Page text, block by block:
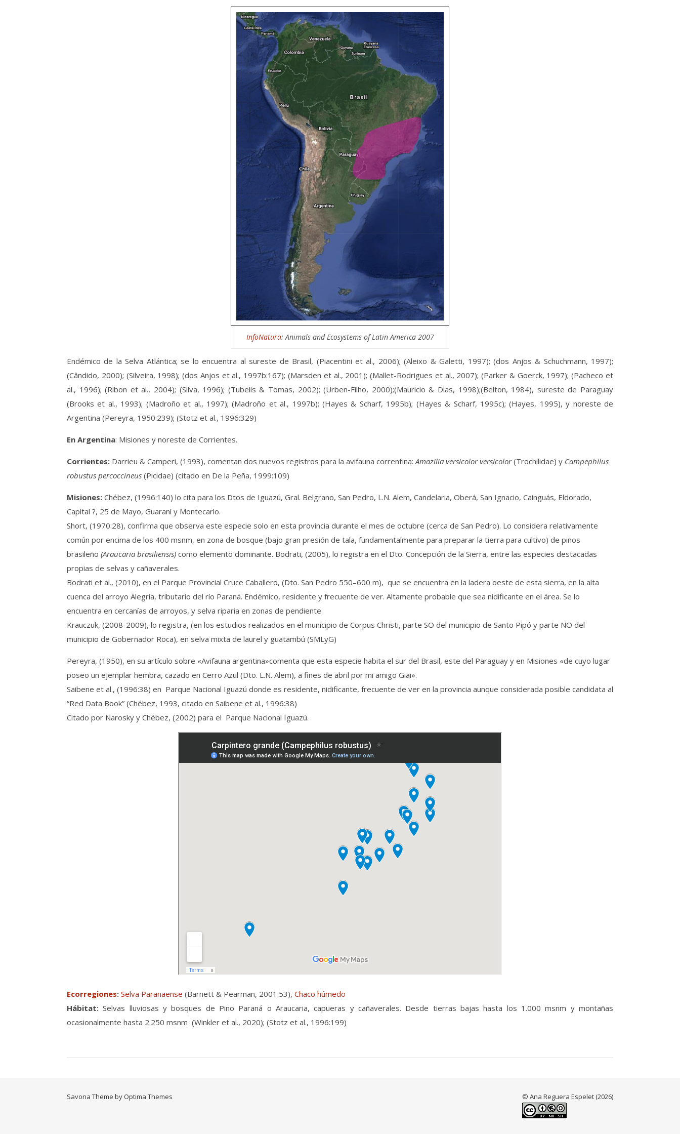
InfoNatura: Animals and Ecosystems of Latin America 2007
Endémico de la Selva Atlántica; se lo encuentra al sureste de Brasil, (Piacentini et al., 2006); (Aleixo & Galetti, 1997); (dos Anjos & Schuchmann, 1997);
(Cândido, 2000); (Silveira, 1998); (dos Anjos et al., 1997b:167); (Marsden et al., 2001); (Mallet-Rodrigues et al., 2007); (Parker & Goerck, 1997); (Pacheco et
al., 1996); (Ribon et al., 2004); (Silva, 1996); (Tubelis & Tomas, 2002); (Urben-Filho, 2000);(Mauricio & Dias, 1998);(Belton, 1984), sureste de Paraguay
(Brooks et al., 1993); (Madroño et al., 1997); (Madroño et al., 1997b); (Hayes & Scharf, 1995b); (Hayes & Scharf, 1995c); (Hayes, 1995), y noreste de
Argentina (Pereyra, 1950:239); (Stotz et al., 1996:329)
En Argentina: Misiones y noreste de Corrientes.
Corrientes: Darrieu & Camperi, (1993), comentan dos nuevos registros para la avifauna correntina: Amazilia versicolor versicolor(Trochilidae) y Campephilus
robustus percoccineus (Picidae) (citado en De la Peña, 1999:109)
Misiones: Chébez, (1996:140) lo cita para los Dtos de Iguazú, Gral. Belgrano, San Pedro, L.N. Alem, Candelaria, Oberá, San Ignacio, Cainguás, Eldorado,
Capital ?, 25 de Mayo, Guaraní y Montecarlo.
Short, (1970:28), confirma que observa este especie solo en esta provincia durante el mes de octubre (cerca de San Pedro). Lo considera relativamente
común por encima de los 400 msnm, en zona de bosque (bajo gran presión de tala, fundamentalmente para preparar la tierra para cultivo) de pinos
brasileño (Araucaria brasiliensis) como elemento dominante. Bodrati, (2005), lo registra en el Dto. Concepción de la Sierra, entre las especies destacadas
propias de selvas y cañaverales.
Bodrati et al., (2010), en el Parque Provincial Cruce Caballero, (Dto. San Pedro 550–600 m), que se encuentra en la ladera oeste de esta sierra, en la alta
cuenca del arroyo Alegría, tributario del río Paraná. Endémico, residente y frecuente de ver. Altamente probable que sea nidificante en el área. Se lo
encuentra en cercanías de arroyos, y selva riparia en zonas de pendiente.
Krauczuk, (2008-2009), lo registra, (en los estudios realizados en el municipio de Corpus Christi, parte SO del municipio de Santo Pipó y parte NO del
municipio de Gobernador Roca), en selva mixta de laurel y guatambú (SMLyG)
Pereyra, (1950), en su artículo sobre «Avifauna argentina»comenta que esta especie habita el sur del Brasil, este del Paraguay y en Misiones «de cuyo lugar
poseo un ejemplar hembra, cazado en Cerro Azul (Dto. L.N. Alem), a fines de abril por mi amigo Giai».
Saibene et al., (1996:38) en Parque Nacional Iguazú donde es residente, nidificante, frecuente de ver en la provincia aunque considerada posible candidata al
“Red Data Book” (Chébez, 1993, citado en Saibene et al., 1996:38)
Citado por Narosky y Chébez, (2002) para el Parque Nacional Iguazú.
Ecorregiones: Selva Paranaense (Barnett & Pearman, 2001:53), Chaco húmedo
Hábitat: Selvas lluviosas y bosques de Pino Paraná o Araucaria, capueras y cañaverales. Desde tierras bajas hasta los 1.000 msnm y montañas
ocasionalmente hasta 2.250 msnm (Winkler et al., 2020); (Stotz et al., 1996:199)
© Ana Reguera Espelet (2026)
Savona Theme by Optima Themes